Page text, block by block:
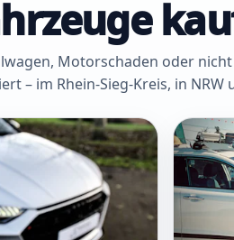
Motorschaden oder
– im Rhein-Sieg-Kreis, in NRW